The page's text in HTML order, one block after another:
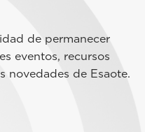
de permanecer
eventos, recursos
novedades de Esaote.